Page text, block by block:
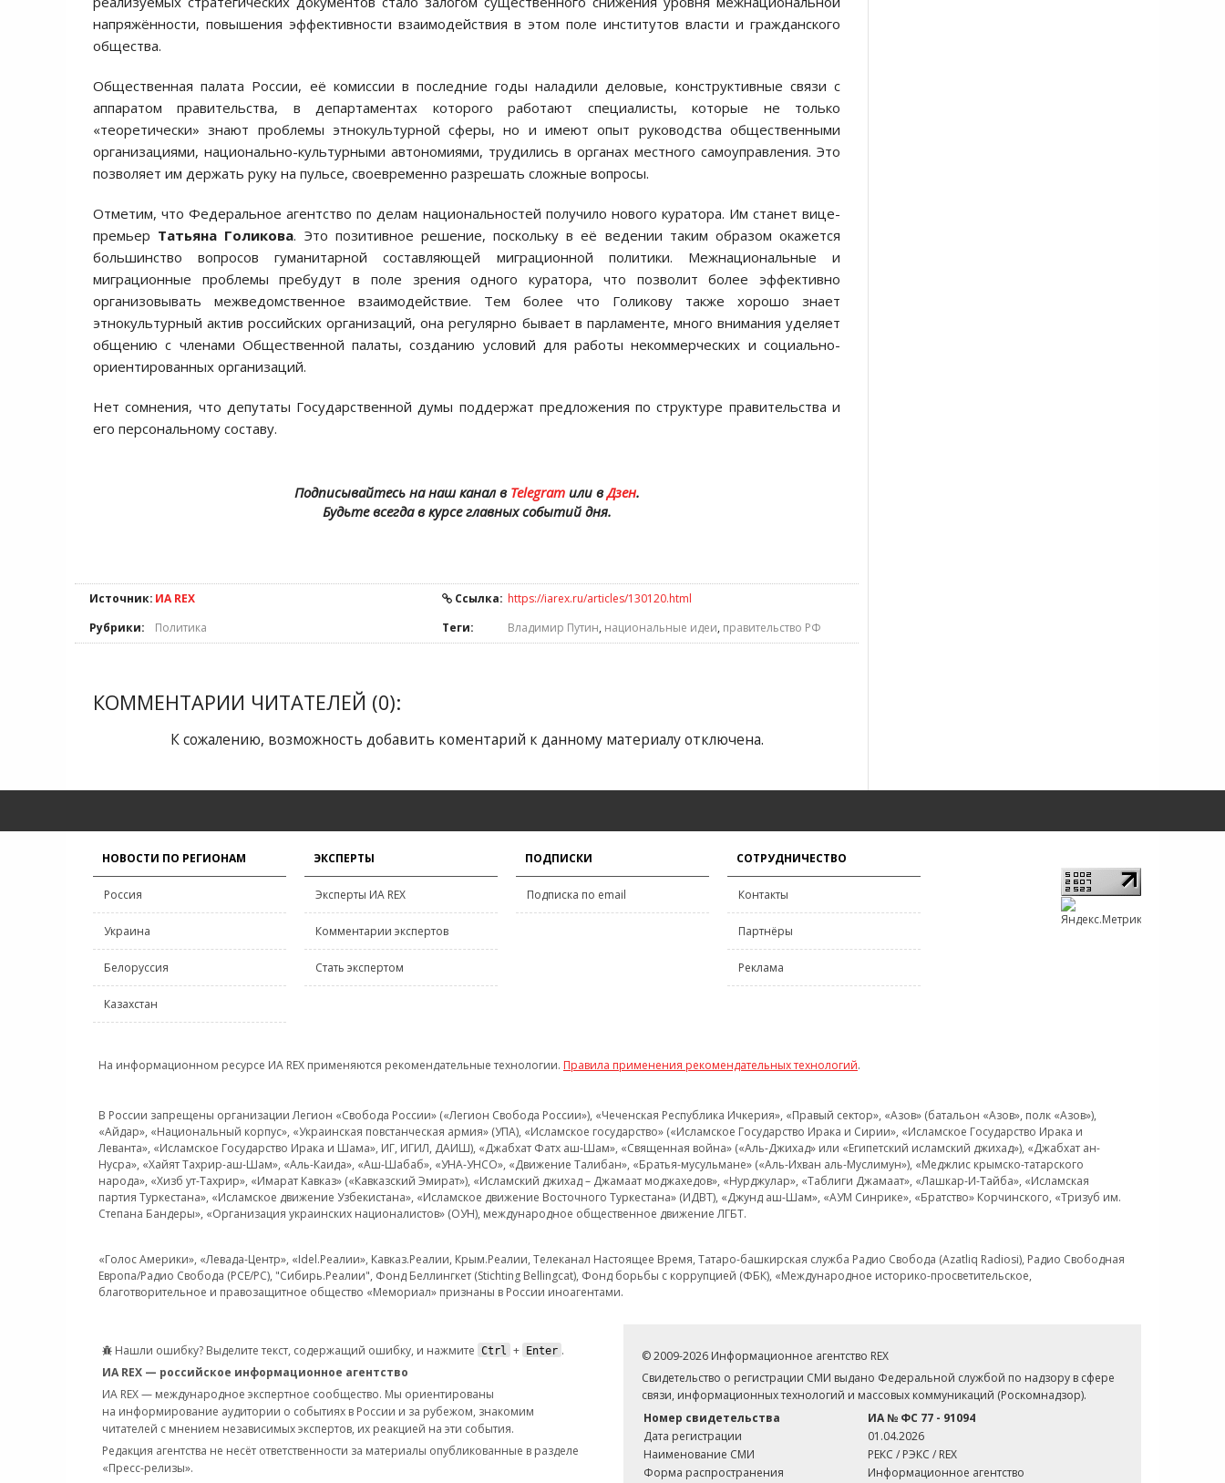
напряжённости, повышения эффективности взаимодействия в этом поле институтов власти и гражданского
общества.
Общественная палата России, её комиссии в последние годы наладили деловые, конструктивные связи с
аппаратом правительства, в департаментах которого работают специалисты, которые не только
«теоретически» знают проблемы этнокультурной сферы, но и имеют опыт руководства общественными
организациями, национально-культурными автономиями, трудились в органах местного самоуправления. Это
позволяет им держать руку на пульсе, своевременно разрешать сложные вопросы.
Отметим, что Федеральное агентство по делам национальностей получило нового куратора. Им станет вице-
премьер Татьяна Голикова. Это позитивное решение, поскольку в её ведении таким образом окажется
большинство вопросов гуманитарной составляющей миграционной политики. Межнациональные и
миграционные проблемы пребудут в поле зрения одного куратора, что позволит более эффективно
организовывать межведомственное взаимодействие. Тем более что Голикову также хорошо знает
этнокультурный актив российских организаций, она регулярно бывает в парламенте, много внимания уделяет
общению с членами Общественной палаты, созданию условий для работы некоммерческих и социально-
ориентированных организаций.
Нет сомнения, что депутаты Государственной думы поддержат предложения по структуре правительства и
его персональному составу.
Подписывайтесь на наш канал в Telegramили вДзен.
Будьте всегда в курсе главных событий дня.
Источник: ИА REX Ссылка: https://iarex.ru/articles/130120.html
Рубрики:
Политика Теги: Владимир Путин, национальные идеи, правительство РФ
КОММЕНТАРИИ ЧИТАТЕЛЕЙ (0):
К сожалению, возможность добавить коментарий к данному материалу отключена.
НОВОСТИ ПО РЕГИОНАМ
Россия
Украина
Белоруссия
Казахстан
ЭКСПЕРТЫ
Эксперты ИА REX
Комментарии экспертов
Стать экспертом
ПОДПИСКИ
Подписка по email
СОТРУДНИЧЕСТВО
Контакты
Партнёры
Реклама
На информационном ресурсе ИА REX применяются рекомендательные технологии. Правила применения рекомендательных технологий.
В России запрещены организации Легион «Свобода России» («Легион Свобода России»), «Чеченская Республика Ичкерия», «Правый сектор», «Азов» (батальон «Азов», полк «Азов»),
«Айдар», «Национальный корпус», «Украинская повстанческая армия» (УПА), «Исламское государство» («Исламское Государство Ирака и Сирии», «Исламское Государство Ирака и
Леванта», «Исламское Государство Ирака и Шама», ИГ, ИГИЛ, ДАИШ), «Джабхат Фатх аш-Шам», «Священная война» («Аль-Джихад» или «Египетский исламский джихад»), «Джабхат ан-
Нусра», «Хайят Тахрир-аш-Шам», «Аль-Каида», «Аш-Шабаб», «УНА-УНСО», «Движение Талибан», «Братья-мусульмане» («Аль-Ихван аль-Муслимун»), «Меджлис крымско-татарского
народа», «Хизб ут-Тахрир», «Имарат Кавказ» («Кавказский Эмират»), «Исламский джихад – Джамаат моджахедов», «Нурджулар», «Таблиги Джамаат», «Лашкар-И-Тайба», «Исламская
партия Туркестана», «Исламское движение Узбекистана», «Исламское движение Восточного Туркестана» (ИДВТ), «Джунд аш-Шам», «АУМ Синрике», «Братство» Корчинского, «Тризуб им.
Степана Бандеры», «Организация украинских националистов» (ОУН), международное общественное движение ЛГБТ.
«Голос Америки», «Левада-Центр», «Idel.Реалии», Кавказ.Реалии, Крым.Реалии, Телеканал Настоящее Время, Татаро-башкирская служба Радио Свобода (Azatliq Radiosi), Радио Свободная
Европа/Радио Свобода (PCE/PC), "Сибирь.Реалии", Фонд Беллингкет (Stichting Bellingcat), Фонд борьбы с коррупцией (ФБК), «Международное историко-просветительское,
благотворительное и правозащитное общество «Мемориал» признаны в России иноагентами.
Нашли ошибку? Выделите текст, содержащий ошибку, и нажмите Ctrl + Enter .
ИА REX — российское информационное агентство
ИА REX — международное экспертное сообщество. Мы ориентированы
на информирование аудитории о событиях в России и за рубежом, знакомим
читателей с мнением независимых экспертов, их реакцией на эти события.
Редакция агентства не несёт ответственности за материалы опубликованные в разделе
«Пресс-релизы».
© 2009-2026 Информационное агентство REX
Свидетельство о регистрации СМИ выдано Федеральной службой по надзору в сфере
связи, информационных технологий и массовых коммуникаций (Роскомнадзор).
Номер свидетельства
ИА № ФС 77 - 91094
Дата регистрации
01.04.2026
Наименование СМИ
РЕКС / РЭКС / REX
Форма распространения
Информационное агентство